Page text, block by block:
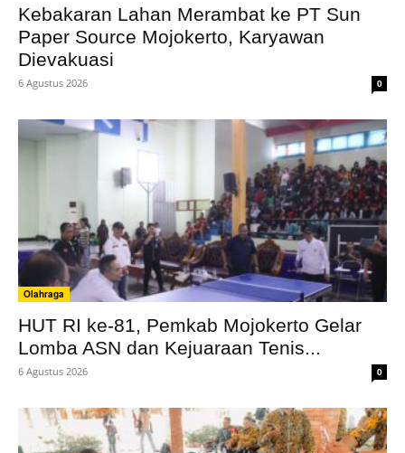
Kebakaran Lahan Merambat ke PT Sun
Paper Source Mojokerto, Karyawan
Dievakuasi
6 Agustus 2026 0
Olahraga
HUT RI ke-81, Pemkab Mojokerto Gelar
Lomba ASN dan Kejuaraan Tenis...
6 Agustus 2026 0